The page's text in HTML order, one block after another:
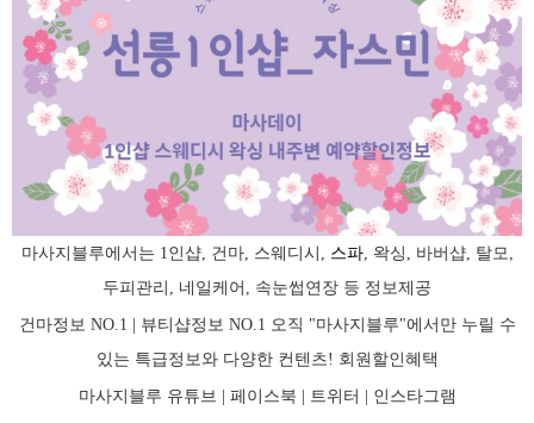
마사지블루에서는 1인샵, 건마, 스웨디시, 스파, 왁싱, 바버샵, 탈모,
두피관리, 네일케어, 속눈썹연장 등 정보제공
건마정보 NO.1 | 뷰티샵정보 NO.1 오직 "마사지블루"에서만 누릴 수
있는 특급정보와 다양한 컨텐츠! 회원할인혜택
마사지블루 유튜브 | 페이스북 | 트위터 | 인스타그램